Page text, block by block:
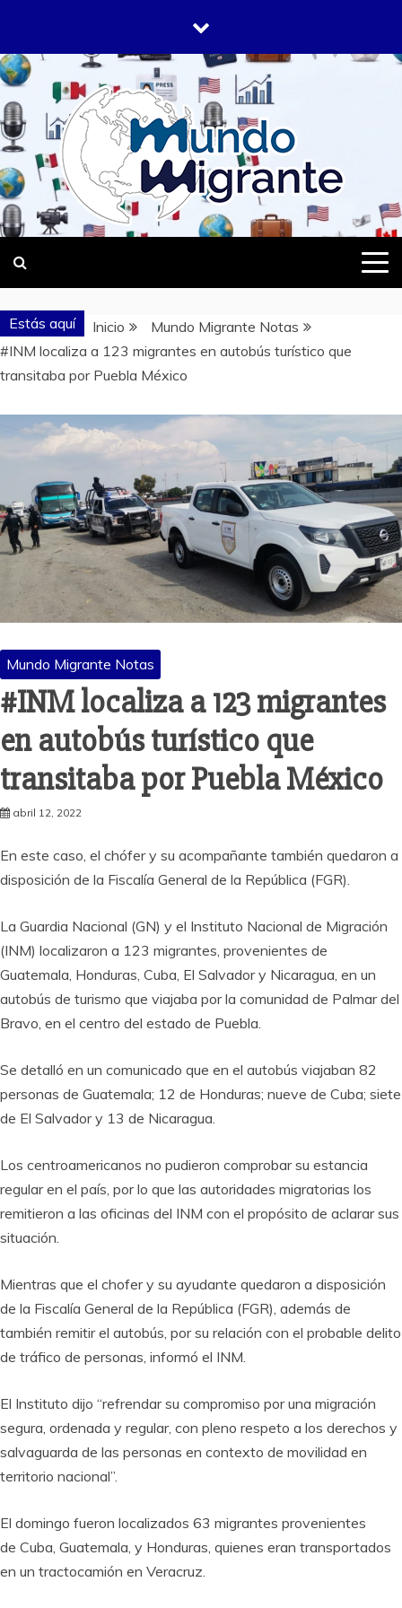
contenido
MUNDO
MIGRANTE
DONDE TODOS SOMOS MIGRANTES
Estás aquí Inicio
Mundo Migrante Notas
#INM localiza a 123 migrantes en autobús turístico que
transitaba por Puebla México
Mundo Migrante Notas
#INM localiza a 123 migrantes
en autobús turístico que
transitaba por Puebla México
abril 12, 2022
En este caso, el chófer y su acompañante también quedaron a
disposición de la Fiscalía General de la República (FGR).
La Guardia Nacional (GN) y el Instituto Nacional de Migración
(INM) localizaron a 123 migrantes, provenientes de
Guatemala, Honduras, Cuba, El Salvador y Nicaragua, en un
autobús de turismo que viajaba por la comunidad de Palmar del
Bravo, en el centro del estado de Puebla.
Se detalló en un comunicado que en el autobús viajaban 82
personas de Guatemala; 12 de Honduras; nueve de Cuba; siete
de El Salvador y 13 de Nicaragua.
Los centroamericanos no pudieron comprobar su estancia
regular en el país, por lo que las autoridades migratorias los
remitieron a las oficinas del INM con el propósito de aclarar sus
situación.
Mientras que el chofer y su ayudante quedaron a disposición
de la Fiscalía General de la República (FGR), además de
también remitir el autobús, por su relación con el probable delito
de tráfico de personas, informó el INM.
El Instituto dijo “refrendar su compromiso por una migración
segura, ordenada y regular, con pleno respeto a los derechos y
salvaguarda de las personas en contexto de movilidad en
territorio nacional”.
El domingo fueron localizados 63 migrantes provenientes
de Cuba, Guatemala, y Honduras, quienes eran transportados
en un tractocamión en Veracruz.